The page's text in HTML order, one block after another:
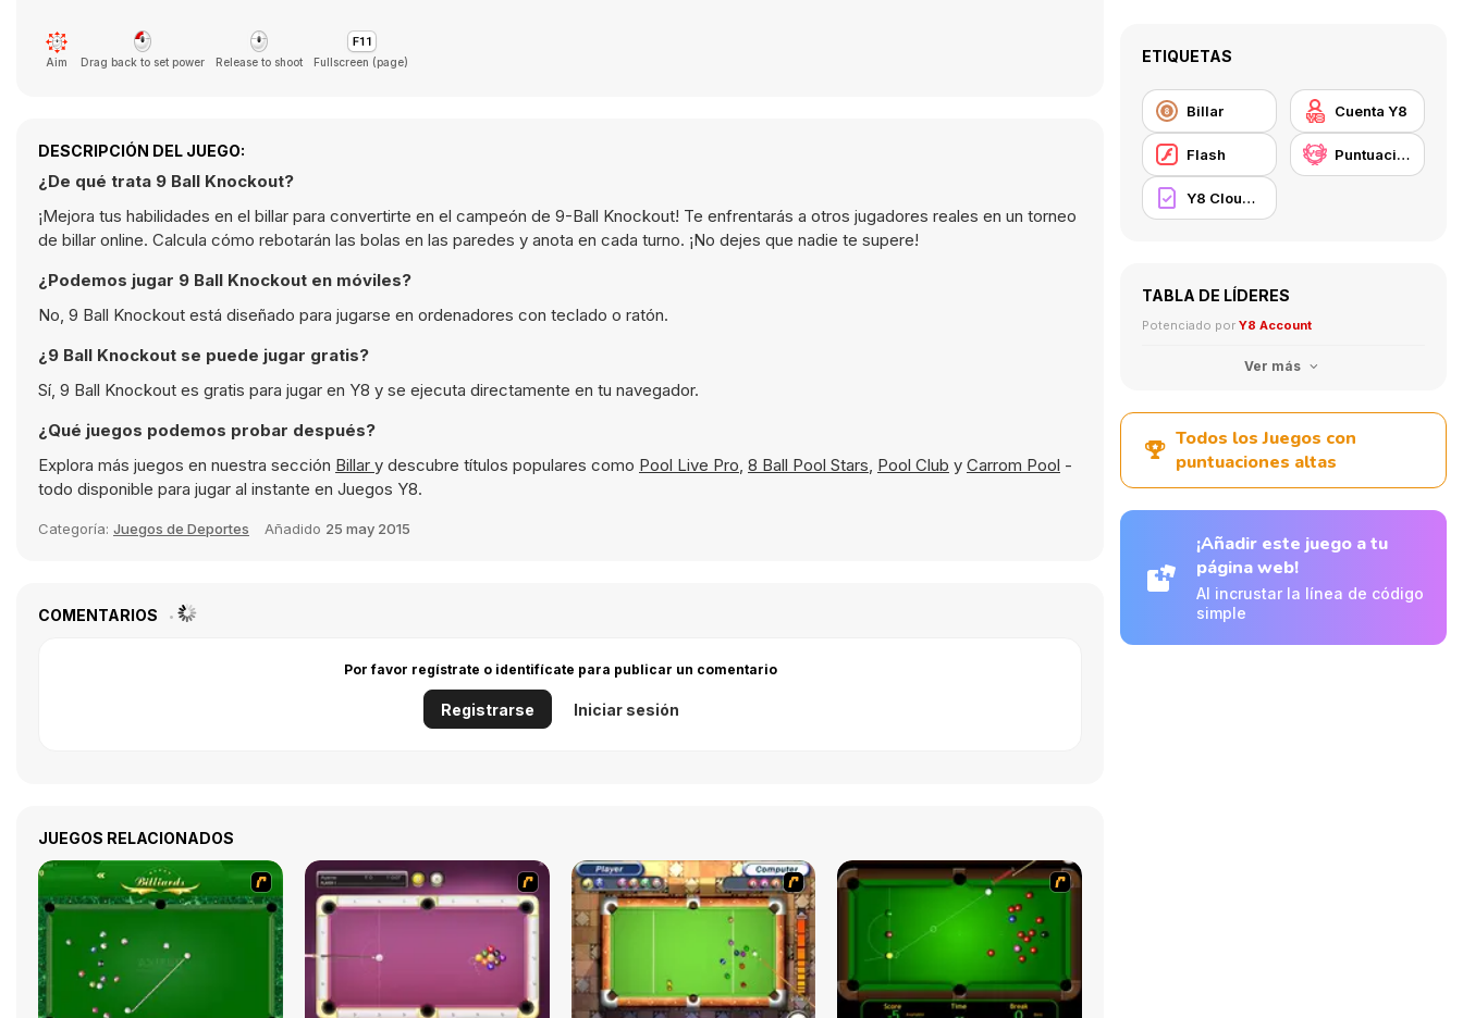
Aim Drag back to set power Release to shoot Fullscreen (page)
DESCRIPCIÓN DEL JUEGO:
¿De qué trata 9 Ball Knockout?
¡Mejora tus habilidades en el billar para convertirte en el campeón de 9-Ball Knockout! Te enfrentarás a otros jugadores reales en un torneo
de billar online. Calcula cómo rebotarán las bolas en las paredes y anota en cada turno. ¡No dejes que nadie te supere!
¿Podemos jugar 9 Ball Knockout en móviles?
No, 9 Ball Knockout está diseñado para jugarse en ordenadores con teclado o ratón.
¿9 Ball Knockout se puede jugar gratis?
Sí, 9 Ball Knockout es gratis para jugar en Y8 y se ejecuta directamente en tu navegador.
¿Qué juegos podemos probar después?
Explora más juegos en nuestra sección Billar y descubre títulos populares como Pool Live Pro, 8 Ball Pool Stars, Pool Club y Carrom Pool -
todo disponible para jugar al instante en Juegos Y8.
Categoría: Juegos de Deportes Añadido 25 may 2015
COMENTARIOS
Por favor regístrate o identifícate para publicar un comentario
Registrarse Iniciar sesión
JUEGOS RELACIONADOS
ETIQUETAS
Billar Cuenta Y8
Flash Puntuación Alta Y8
Y8 Cloud Save
TABLA DE LÍDERES
Potenciado por Y8 Account
Ver más
Todos los Juegos con
puntuaciones altas
¡Añadir este juego a tu
página web!
Al incrustar la línea de código
simple